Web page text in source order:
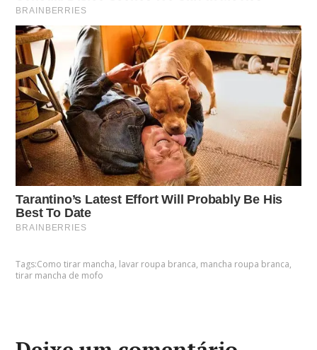
Tags:Como tirar mancha, lavar roupa branca, mancha roupa branca,
tirar mancha de mofo